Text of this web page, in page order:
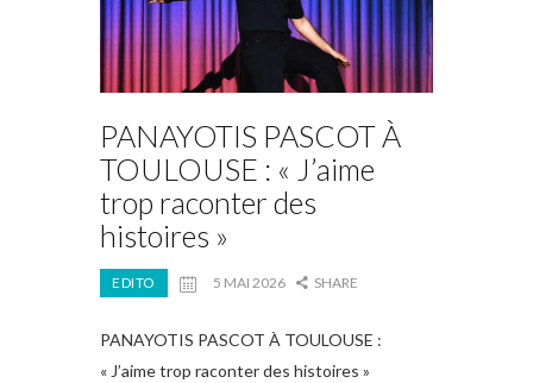
PANAYOTIS PASCOT À
TOULOUSE : « J’aime
trop raconter des
histoires »
EDITO 5 MAI 2026 SHARE
PANAYOTIS PASCOT À TOULOUSE :
« J’aime trop raconter des histoires »